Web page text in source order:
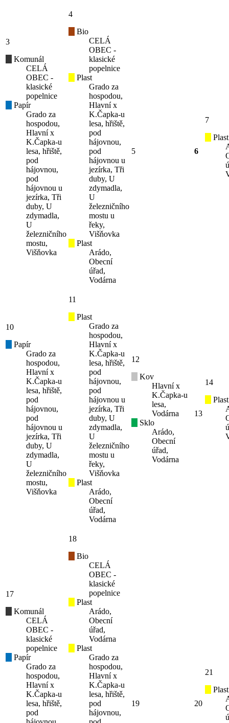
3
Komunál
CELÁ
OBEC -
klasické
popelnice
Papír
Grado za
hospodou,
Hlavní x
K.Čapka-u
lesa, hřiště,
pod
hájovnou,
pod
hájovnou u
jezírka, Tři
duby, U
zdymadla,
U
železničního
mostu,
Višňovka
4
Bio
CELÁ
OBEC -
klasické
popelnice
Plast
Grado za
hospodou,
Hlavní x
K.Čapka-u
lesa, hřiště,
pod
hájovnou,
pod
hájovnou u
jezírka, Tři
duby, U
zdymadla,
U
železničního
mostu u
řeky,
Višňovka
Plast
Arádo,
Obecní
úřad,
Vodárna
5 6
7
Plast
10
Papír
Grado za
hospodou,
Hlavní x
K.Čapka-u
lesa, hřiště,
pod
hájovnou,
pod
hájovnou u
jezírka, Tři
duby, U
zdymadla,
U
železničního
mostu,
Višňovka
11
Plast
Grado za
hospodou,
Hlavní x
K.Čapka-u
lesa, hřiště,
pod
hájovnou,
pod
hájovnou u
jezírka, Tři
duby, U
zdymadla,
U
železničního
mostu u
řeky,
Višňovka
Plast
Arádo,
Obecní
úřad,
Vodárna
12
Kov
Hlavní x
K.Čapka-u
lesa,
Vodárna
Sklo
Arádo,
Obecní
úřad,
Vodárna
13
14
Plast
17
Komunál
CELÁ
OBEC -
klasické
popelnice
Papír
Grado za
hospodou,
Hlavní x
K.Čapka-u
lesa, hřiště,
pod
18
Bio
CELÁ
OBEC -
klasické
popelnice
Plast
Arádo,
Obecní
úřad,
Vodárna
Plast
Grado za
hospodou,
Hlavní x
K.Čapka-u
lesa, hřiště,
pod
hájovnou,
19 20
21
Plast